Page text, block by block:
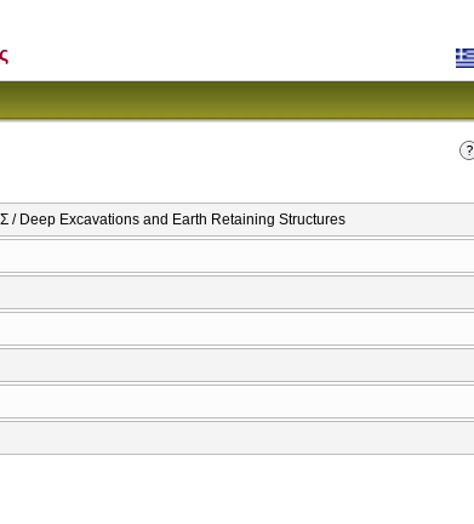
/ Deep Excavations and Earth Retaining Structures